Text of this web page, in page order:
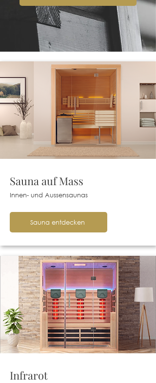
Sauna auf Mass
Innen- und Aussensaunas
Sauna entdecken
Infrarot